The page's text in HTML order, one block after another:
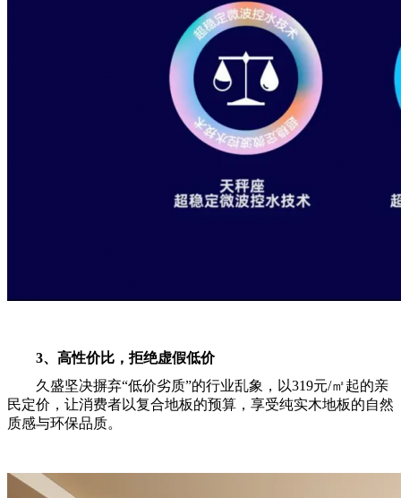
3、高性价比，拒绝虚假低价
久盛坚决摒弃“低价劣质”的行业乱象，以319元/㎡起的亲
民定价，让消费者以复合地板的预算，享受纯实木地板的自然
质感与环保品质。